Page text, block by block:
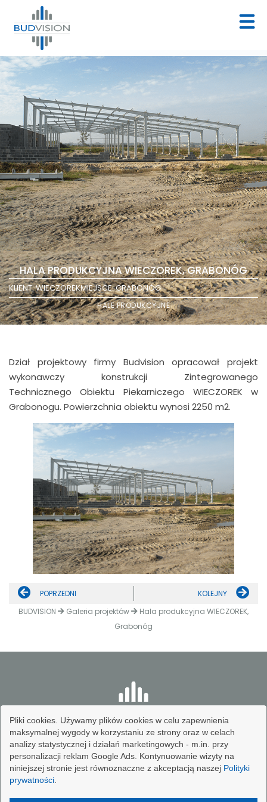
HALA PRODUKCYJNA WIECZOREK, GRABONÓG
KLIENT: WIECZOREKMIEJSCE: GRABONÓG
HALE PRODUKCYJNE
Dział projektowy firmy Budvision opracował projekt
wykonawczy konstrukcji Zintegrowanego
Technicznego Obiektu Piekarniczego WIECZOREK w
Grabonogu. Powierzchnia obiektu wynosi 2250 m2.
POPRZEDNI
KOLEJNY
BUDVISION
Galeria projektów
Hala produkcyjna WIECZOREK,
Grabonóg
O firmie
Polityka prywatności
Pliki cookies. Używamy plików cookies w celu zapewnienia
maksymalnej wygody w korzystaniu ze strony oraz w celach
analizy statystycznej i działań marketingowych - m.in. przy
personalizacji reklam Google Ads. Kontynuowanie wizyty na
niniejszej stronie jest równoznaczne z akceptacją naszej Polityki
prywatności